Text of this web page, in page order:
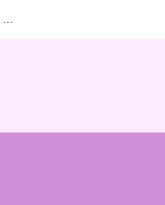
...